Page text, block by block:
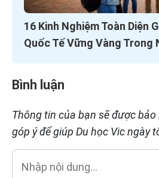
16 Kinh Nghiệm Toàn Diện
Quốc Tế Vững Vàng Trong
Bình luận
Thông tin của bạn sẽ được
góp ý để giúp Du học Vic ngày